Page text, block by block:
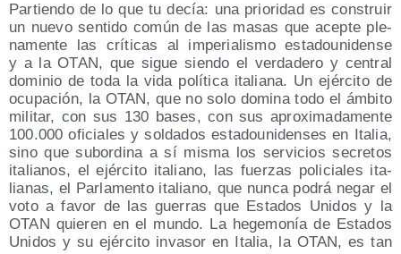
Par­tien­do de lo que tu decía: una prio­ri­dad es cons­truir
un nue­vo sen­ti­do común de las masas que acep­te ple­
na­men­te las crí­ti­cas al impe­ria­lis­mo esta­dou­ni­den­se
y a la OTAN, que sigue sien­do el ver­da­de­ro y cen­tral
domi­nio de toda la vida polí­ti­ca ita­lia­na. Un ejér­ci­to de
ocu­pa­ción, la OTAN, que no solo domi­na todo el ámbi­to
mili­tar, con sus 130 bases, con sus apro­xi­ma­da­men­te
100.000 ofi­cia­les y sol­da­dos esta­dou­ni­den­ses en Ita­lia,
sino que subor­di­na a sí mis­ma los ser­vi­cios secre­tos
ita­lia­nos, el ejér­ci­to ita­liano, las fuer­zas poli­cia­les ita­
lia­nas, el Par­la­men­to ita­liano, que nun­ca podrá negar el
voto a favor de las gue­rras que Esta­dos Uni­dos y la
OTAN quie­ren en el mun­do. La hege­mo­nía de Esta­dos
Uni­dos y su ejér­ci­to inva­sor en Ita­lia, la OTAN, es tan